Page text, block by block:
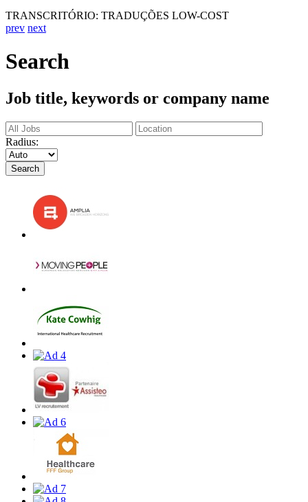
TRANSCRITÓRIO: TRADUÇÕES LOW-COST
prev next
Search
Job title, keywords or company name
Radius:
Search